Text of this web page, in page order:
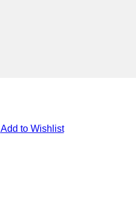
Add to Wishlist